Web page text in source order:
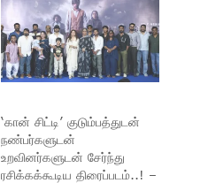
‘கான் சிட்டி’ குடும்பத்துடன்
நண்பர்களுடன்
உறவினர்களுடன் சேர்ந்து
ரசிக்கக்கூடிய திரைப்படம்..! –